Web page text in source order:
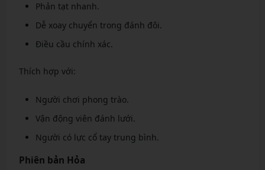
Phản tạt nhanh.
Dễ xoay chuyển trong đánh đôi.
Điều cầu chính xác.
Thích hợp với:
Người chơi phong trào.
Vận động viên đánh lưới.
Người có lực cổ tay trung bình.
Phiên bản Hỏa